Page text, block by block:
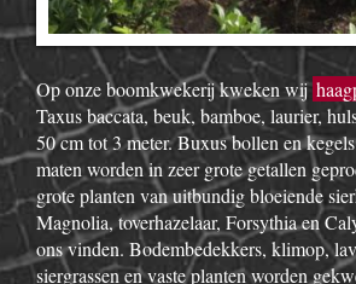
Op onze boomkwekerij kweken wij
Taxus baccata, beuk, bamboe, laurier,
50 cm tot 3 meter. Buxus bollen en
maten worden in zeer grote getallen
grote planten van uitbundig bloeiende
Magnolia, toverhazelaar, Forsythia en
ons vinden. Bodembedekkers, klimop,
siergrassen en vaste planten worden